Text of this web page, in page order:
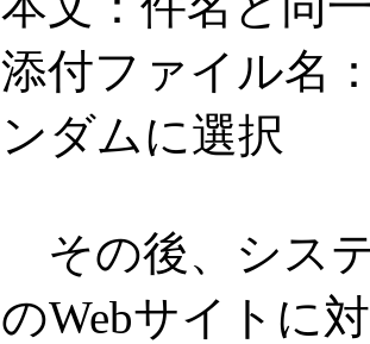
添付ファイル名
ンダムに選択
その後、シス
のWebサイトに